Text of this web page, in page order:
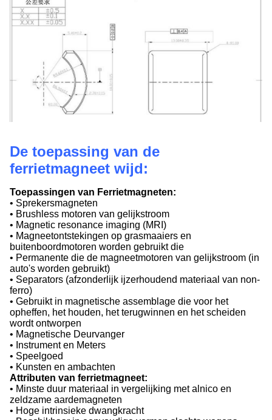
De toepassing van de
ferrietmagneet wijd:
Toepassingen van Ferrietmagneten:
• Sprekersmagneten
• Brushless motoren van gelijkstroom
• Magnetic resonance imaging (MRI)
• Magneetontstekingen op grasmaaiers en
buitenboordmotoren worden gebruikt die
• Permanente die de magneetmotoren van gelijkstroom (in
auto's worden gebruikt)
• Separators (afzonderlijk ijzerhoudend materiaal van non-
ferro)
• Gebruikt in magnetische assemblage die voor het
opheffen, het houden, het terugwinnen en het scheiden
wordt ontworpen
• Magnetische Deurvanger
• Instrument en Meters
• Speelgoed
• Kunsten en ambachten
Attributen van ferrietmagneet:
• Minste duur materiaal in vergelijking met alnico en
zeldzame aardemagneten
• Hoge intrinsieke dwangkracht